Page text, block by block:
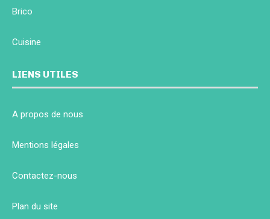
Brico
Cuisine
LIENS UTILES
A propos de nous
Mentions légales
Contactez-nous
Plan du site